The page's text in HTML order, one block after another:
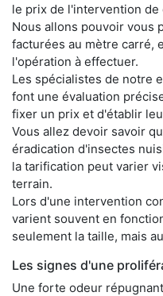
le prix de l'intervention de
Nous allons pouvoir vous
facturées au mètre carré,
l'opération à effectuer.
Les spécialistes de notre
font une évaluation
fixer un prix et d'établir
Vous allez devoir savoir
éradication d'insectes
la tarification peut varier
terrain.
Lors d'une intervention
varient souvent en
seulement la taille, mais
Les signes d'une
Une forte odeur